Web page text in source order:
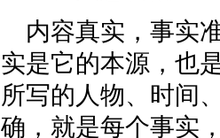
内容真实，事实
实是它的本源，也
所写的人物、时间
确，就是每个事实